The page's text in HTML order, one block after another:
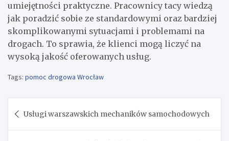
umiejętności praktyczne. Pracownicy tacy wiedzą
jak poradzić sobie ze standardowymi oraz bardziej
skomplikowanymi sytuacjami i problemami na
drogach. To sprawia, że klienci mogą liczyć na
wysoką jakość oferowanych usług.
Tags: pomoc drogowa Wrocław
wpisu
Usługi warszawskich mechaników samochodowych